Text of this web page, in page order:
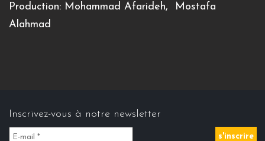
Production: Mohammad Afarideh, Mostafa
Alahmad
Inscrivez-vous à notre newsletter